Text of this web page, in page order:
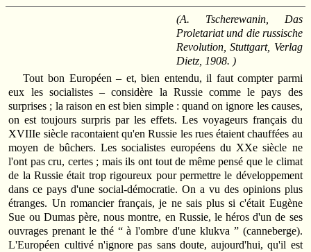
(A. Tscherewanin, Das
Proletariat und die russische
Revolution, Stuttgart, Verlag
Dietz, 1908. )
Tout bon Européen – et, bien entendu, il faut compter parmi
eux les socialistes – considère la Russie comme le pays des
surprises ; la raison en est bien simple : quand on ignore les causes,
on est toujours surpris par les effets. Les voyageurs français du
XVIIIe siècle racontaient qu'en Russie les rues étaient chauffées au
moyen de bûchers. Les socialistes européens du XXe siècle ne
l'ont pas cru, certes ; mais ils ont tout de même pensé que le climat
de la Russie était trop rigoureux pour permettre le développement
dans ce pays d'une social‑démocratie. On a vu des opinions plus
étranges. Un romancier français, je ne sais plus si c'était Eugène
Sue ou Dumas père, nous montre, en Russie, le héros d'un de ses
ouvrages prenant le thé “ à l'ombre d'une klukva ” (canneberge).
L'Européen cultivé n'ignore pas sans doute, aujourd'hui, qu'il est